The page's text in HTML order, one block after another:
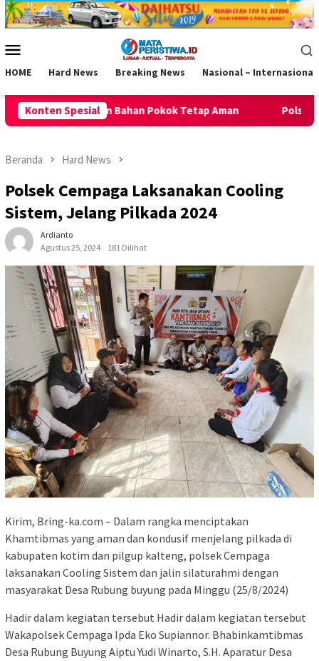
Loncat
ke
Mobile
HOME Hard News Breaking News Nasional – Internasional
Konten Spesial
Tetap Aman Polsek Kawali Pastikan Jalan Sehat HUT
Beranda Hard News
Polsek Cempaga Laksanakan Cooling
Sistem, Jelang Pilkada 2024
Ardianto
Agustus 25, 2024
181 Dilihat
Kirim, Bring-ka.com – Dalam rangka menciptakan
Khamtibmas yang aman dan kondusif menjelang pilkada di
kabupaten kotim dan pilgup kalteng, polsek Cempaga
laksanakan Cooling Sistem dan jalin silaturahmi dengan
masyarakat Desa Rubung buyung pada Minggu (25/8/2024)
Hadir dalam kegiatan tersebut Hadir dalam kegiatan tersebut
Wakapolsek Cempaga Ipda Eko Supiannor. Bhabinkamtibmas
Desa Rubung Buyung Aiptu Yudi Winarto, S.H. Aparatur Desa